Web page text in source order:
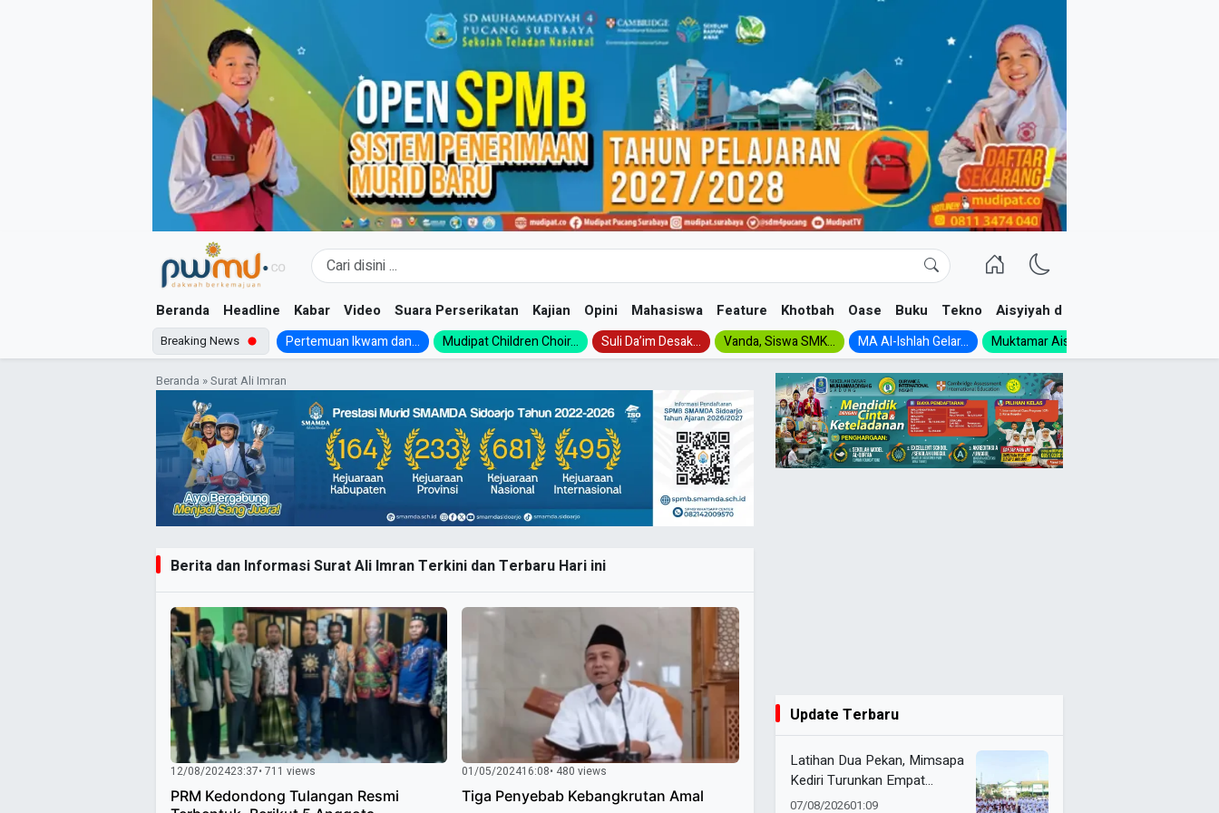
Beranda Headline Kabar Video Suara Perserikatan Kajian Opini Mahasiswa Feature Khotbah Oase Buku Tekno Aisyiyah dan NA
Breaking News Pertemuan Ikwam dan... Mudipat Children Choir... Suli Da’im Desak... Vanda, Siswa SMK... MA Al-Ishlah Gelar... Muktamar Aisyiyah 1926:...
Beranda »Surat Ali Imran
Berita dan Informasi Surat Ali Imran Terkini dan Terbaru Hari ini
12/08/202423:37• 711 views
PRM Kedondong Tulangan Resmi
01/05/202416:08• 480 views
Tiga Penyebab Kebangkrutan Amal
Update Terbaru
Latihan Dua Pekan, Mimsapa
Kediri Turunkan Empat
Peleton pada LBB HUT Ke-
07/08/202601:09